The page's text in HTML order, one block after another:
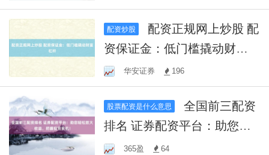
配资炒股
资保证金：低门槛撬动财富
杠杆华安证券 196
股票配资是什么意思
全国前三配资
排名 证券配资平台：助您轻
松放大收益，把握投资良
365盈 64